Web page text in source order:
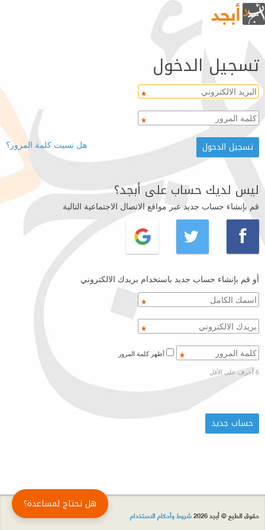
تسجيل الدخول
هل نسيت كلمة المرور؟
ليس لديك حساب على أبجد؟
قم بإنشاء حساب جديد عبر مواقع الاتصال الاجتماعية التالية
أو قم بإنشاء حساب جديد باستخدام بريدك الالكتروني
6 أحرف على الأقل
حقوق الطبع © أبجد 2026 شروط وأحكام الاستخدام
هل تحتاج لمساعدة؟